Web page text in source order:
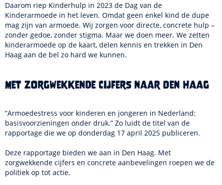
Daarom riep Kinderhulp in 2023 de Dag van de
Kinderarmoede in het leven. Omdat geen enkel kind de dupe
mag zijn van armoede. Wij zorgen voor directe, concrete hulp –
zonder gedoe, zonder stigma. Maar we doen meer. We zetten
kinderarmoede op de kaart, delen kennis en trekken in Den
Haag aan de bel zo hard we kunnen.
Met zorgwekkende cijfers naar Den Haag
“Armoedestress voor kinderen en jongeren in Nederland:
basisvoorzieningen onder druk.” Zo luidt de titel van de
rapportage die we op donderdag 17 april 2025 publiceren.
Deze rapportage bieden we aan in Den Haag. Met
zorgwekkende cijfers en concrete aanbevelingen roepen we de
politiek op tot actie.